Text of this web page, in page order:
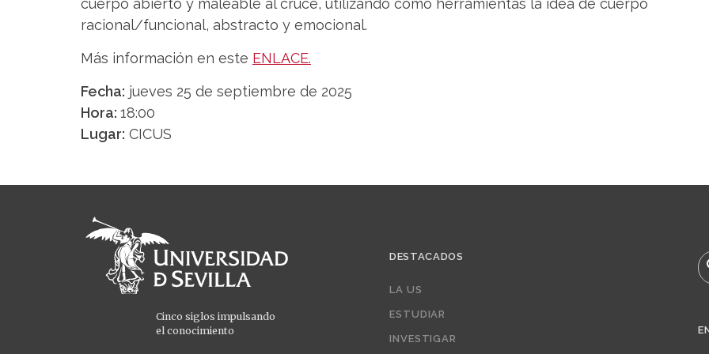
cuerpo abierto y maleable al cruce, utilizando como herramientas la idea de cuerpo
racional/funcional, abstracto y emocional.
Más información en este ENLACE.
Fecha: jueves 25 de septiembre de 2025
Hora: 18:00
Lugar: CICUS
Cinco siglos impulsando
el conocimiento
DESTACADOS
LA US
ESTUDIAR
INVESTIGAR